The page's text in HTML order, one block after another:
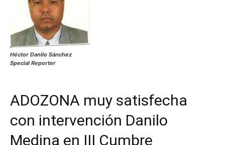
Héctor Danilo Sánchez
Special Reporter
ADOZONA muy satisfecha
con intervención Danilo
Medina en III Cumbre